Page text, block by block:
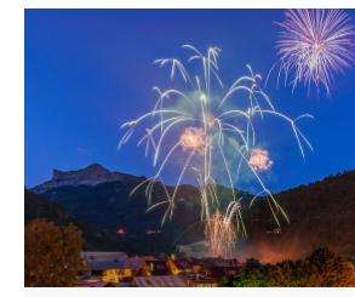
Per concludere in bellezza il 30°
regalatevi una serata eccezionale!